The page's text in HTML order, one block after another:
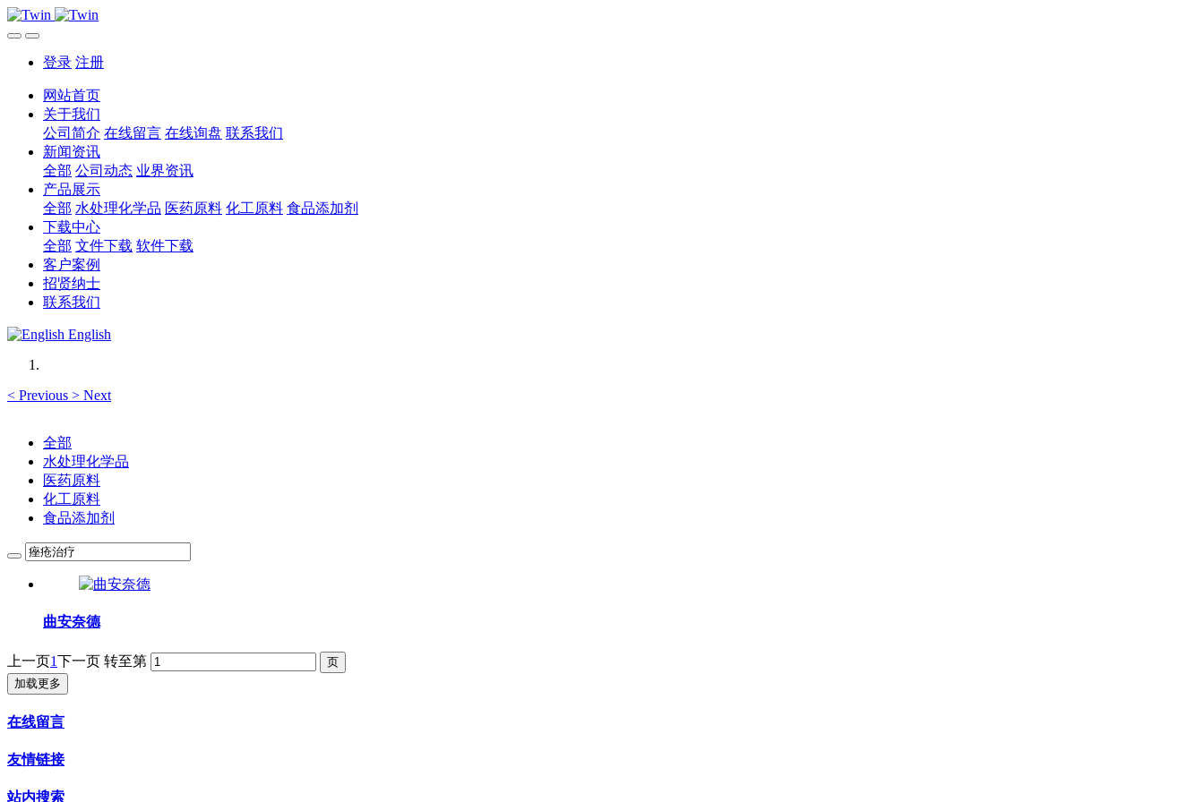
登录 注册
网站首页
关于我们
公司简介 在线留言 在线询盘 联系我们
新闻资讯
全部 公司动态 业界资讯
产品展示
全部 水处理化学品 医药原料 化工原料 食品添加剂
下载中心
全部 文件下载 软件下载
客户案例
招贤纳士
联系我们
English
< Previous > Next
全部
水处理化学品
医药原料
化工原料
食品添加剂
曲安奈德
上一页1下一页 转至第
加载更多
在线留言
友情链接
站内搜索